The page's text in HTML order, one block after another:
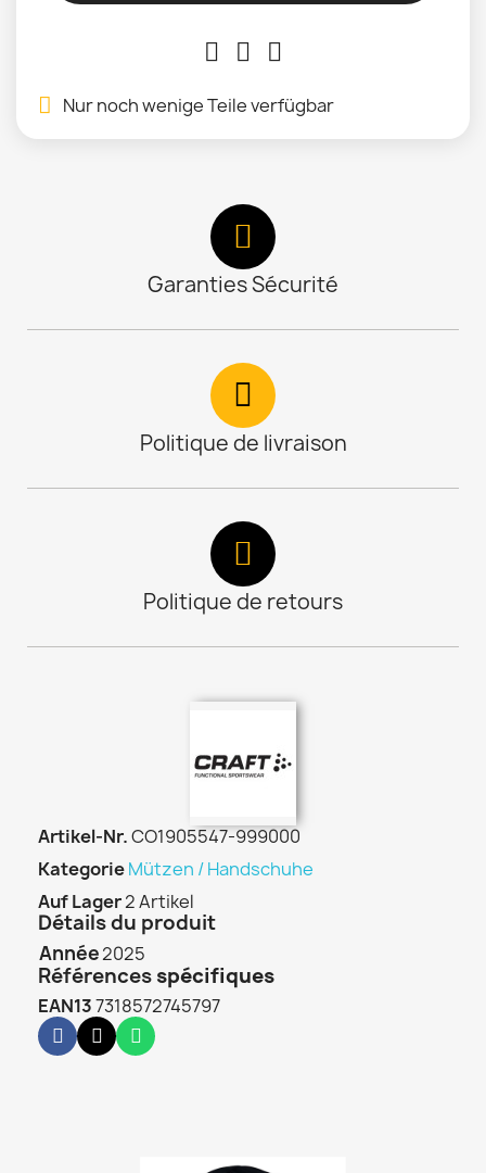
Nur noch wenige Teile verfügbar
Garanties Sécurité
Politique de livraison
Politique de retours
Artikel-Nr.CO1905547-999000
KategorieMützen / Handschuhe
Auf Lager2 Artikel
Détails du produit
Année2025
Références spécifiques
EAN137318572745797